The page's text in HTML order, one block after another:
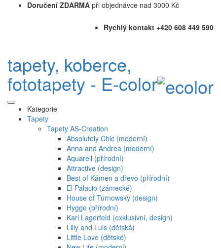
Doručení ZDARMA při objednávce nad 3000 Kč
Rychlý kontakt +420 608 449 590
tapety, koberce,
fototapety - E-color
Kategorie
Tapety
Tapety AS-Creation
Absolutely Chic (moderní)
Anna and Andrea (moderní)
Aquarell (přírodní)
Attractive (design)
Best of Kámen a dřevo (přírodní)
El Palacio (zámecké)
House of Turnowsky (design)
Hygge (přírodní)
Karl Lagerfeld (exklusivní, design)
Lilly and Luis (dětská)
Little Love (dětské)